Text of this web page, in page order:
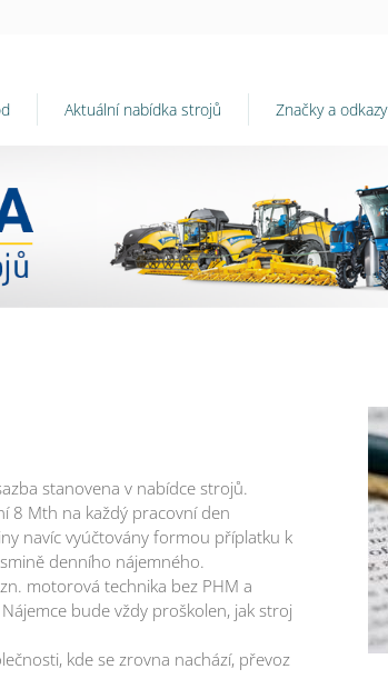
Aktuální nabídka strojů Značky a odkazy
stanovena v nabídce strojů.
8 Mth na každý pracovní den
navíc vyúčtovány formou příplatku k
denního nájemného.
motorová technika bez PHM a
bude vždy proškolen, jak stroj
kde se zrovna nachází, převoz